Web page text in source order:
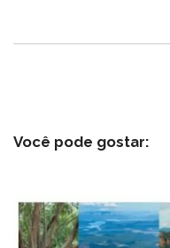
Você pode gostar: